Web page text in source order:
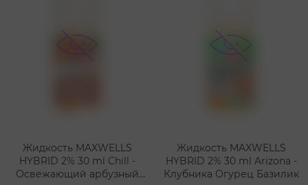
Жидкость MAXWELLS
HYBRID 2% 30 ml Chill -
Освежающий арбузный
Жидкость MAXWELLS
HYBRID 2% 30 ml Arizona -
Клубника Огурец Базилик